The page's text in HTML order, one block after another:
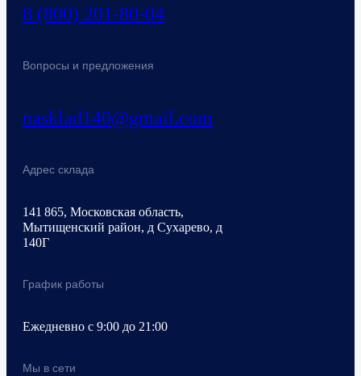
8 (800) 201-80-04
Вопросы и предложения
nasklad140@gmail.com
Адрес склада
141 865, Московская область,
Мытищенский район, д Сухарево, д
140Г
График работы
Ежедневно с 9:00 до 21:00
Мы в сети